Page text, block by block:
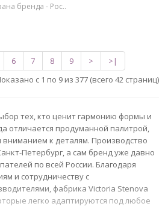
бренда - Рос..
6 7 8 9 >
>|
с 1 по 9 из 377 (всего 42 страниц)
тех, кто ценит гармонию формы и
отличается продуманной палитрой,
вниманием к деталям. Производство
Петербург, а сам бренд уже давно
по всей России. Благодаря
и сотрудничеству с
фабрика Victoria Stenova
легко адаптируются под любое